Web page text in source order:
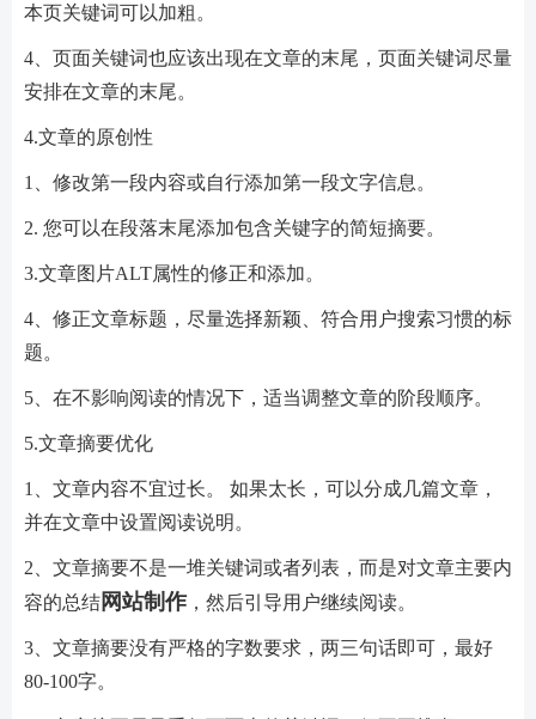
本页关键词可以加粗。
4、页面关键词也应该出现在文章的末尾，页面关键词尽量
安排在文章的末尾。
4.文章的原创性
1、修改第一段内容或自行添加第一段文字信息。
2. 您可以在段落末尾添加包含关键字的简短摘要。
3.文章图片ALT属性的修正和添加。
4、修正文章标题，尽量选择新颖、符合用户搜索习惯的标
题。
5、在不影响阅读的情况下，适当调整文章的阶段顺序。
5.文章摘要优化
1、文章内容不宜过长。 如果太长，可以分成几篇文章，
并在文章中设置阅读说明。
2、文章摘要不是一堆关键词或者列表，而是对文章主要内
容的总结网站制作，然后引导用户继续阅读。
3、文章摘要没有严格的字数要求，两三句话即可，最好
80-100字。